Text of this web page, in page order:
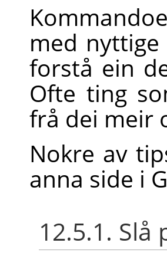
med
forstå ein
Ofte ting
frå dei meir
Nokre av
anna side i
12.5.1.